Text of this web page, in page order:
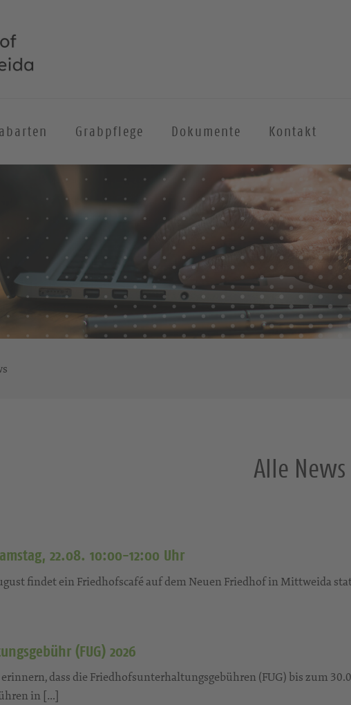
Grabpflege Dokumente Kontakt
Alle News
22.08. 10:00-12:00 Uhr
findet ein Friedhofscafé auf dem Neuen Friedhof in Mittweida
(FUG) 2026
dass die Friedhofsunterhaltungsgebühren (FUG) bis zum
in […]